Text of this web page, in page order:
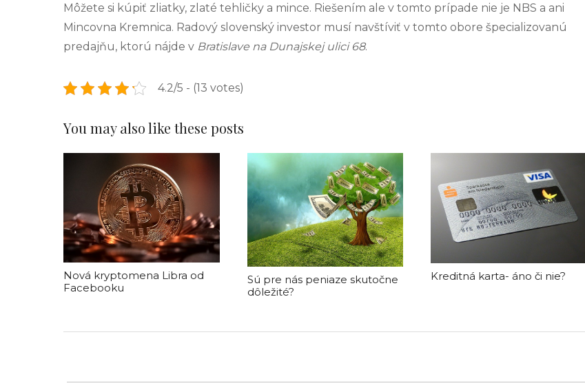
Môžete si kúpiť zliatky, zlaté tehličky a mince. Riešením ale v tomto prípade nie je NBS a ani
Mincovna Kremnica. Radový slovenský investor musí navštíviť v tomto obore špecializovanú
predajňu, ktorú nájde v Bratislave na Dunajskej ulici 68.
4.2/5 - (13 votes)
You may also like these posts
Nová kryptomena Libra od
Facebooku
Sú pre nás peniaze skutočne
dôležité?
Kreditná karta- áno či nie?